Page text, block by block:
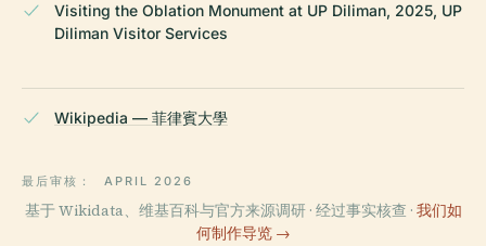
Visiting the Oblation Monument at UP Diliman, 2025, UP
Diliman Visitor Services
Wikipedia — 菲律賓大學
最后审核： APRIL 2026
基于 Wikidata、维基百科与官方来源调研 · 经过事实核查 · 我们如
何制作导览 →